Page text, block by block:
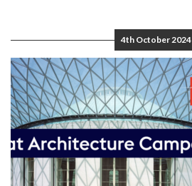
4th October 2024